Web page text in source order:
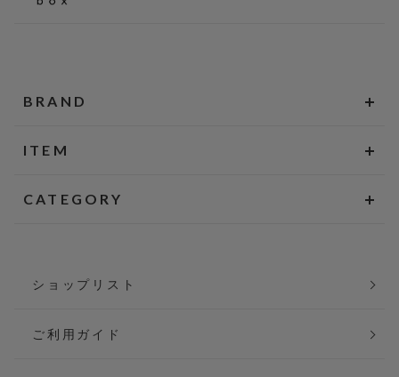
BRAND
ITEM
CATEGORY
ショップリスト
ご利用ガイド